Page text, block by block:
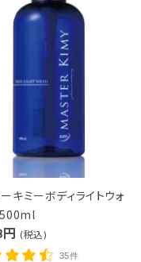
キミーボディライトウォ
500ml
(税込)
35件